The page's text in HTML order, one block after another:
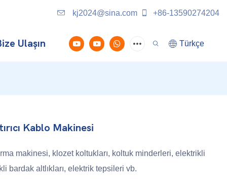
kj2024@sina.com +86-13590274204
Ulaşın Türkçe
Kablo Makinesi
makinesi, klozet koltukları, koltuk minderleri, elektrikli
bardak altlıkları, elektrik tepsileri vb.